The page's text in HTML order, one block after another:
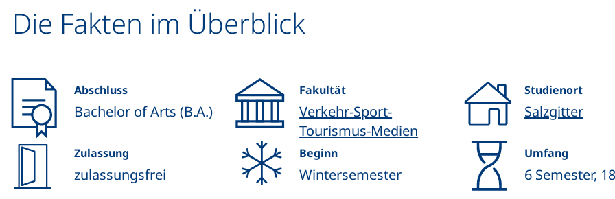
Die Fakten im Überblick
Abschluss
Bachelor of Arts (B.A.)
Fakultät
Verkehr-Sport-
Tourismus-Medien
Studienort
Salzgitter
Zulassung
zulassungsfrei
Beginn
Wintersemester
Umfang
6 Semester,